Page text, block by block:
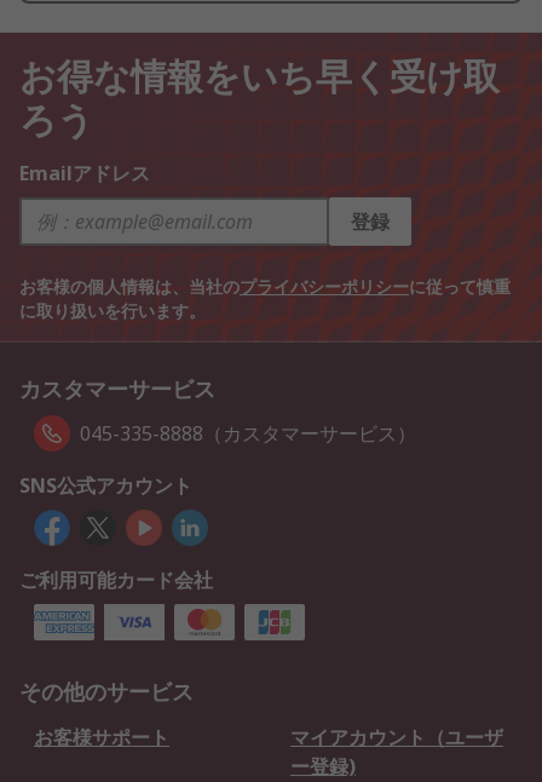
お得な情報をいち早く受け取
ろう
Emailアドレス
登録
お客様の個人情報は、当社のプライバシーポリシーに従って慎重
に取り扱いを行います。
カスタマーサービス
045-335-8888（カスタマーサービス）
SNS公式アカウント
ご利用可能カード会社
その他のサービス
お客様サポート
マイアカウント（ユーザ
ー登録)